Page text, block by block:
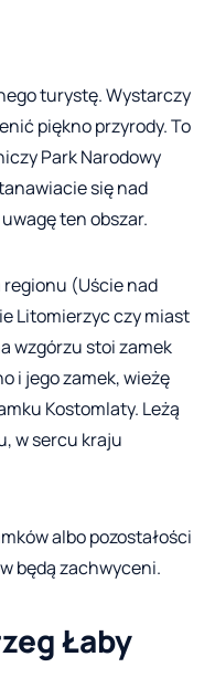
turystę. Wystarczy
piękno przyrody. To
Park Narodowy
się nad
ten obszar.
regionu (Uście nad
Litomierzyc czy miast
wzgórzu stoi zamek
i jego zamek, wieżę
Kostomlaty. Leżą
w sercu kraju
albo pozostałości
będą zachwyceni.
Łaby